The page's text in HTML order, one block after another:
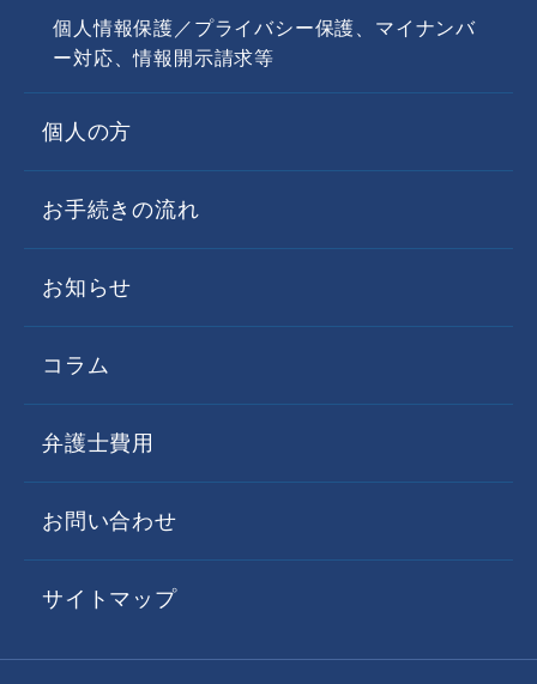
●当事務所または第三者の権利、利益、名
誉、信用等を保護するために必要であると当
●ご利用者様がご自身の個人情報の開示を事
前承認した場合
3. 個人情報の開示、訂正・追加・削除、利用停
止等
当事務所は、個人情報について、開示、訂
正・追加・削除、利用停止等のお申し出があ
の定めに従い遅滞なく対応します。
とがありますので、あらかじめご了承くださ
い。
個人情報保護／プライバシー保護、マイナンバ
ー対応、情報開示請求等
個人の方
お手続きの流れ
お知らせ
コラム
弁護士費用
お問い合わせ
サイトマップ